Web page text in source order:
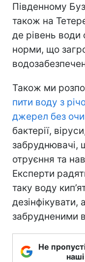
Південному
також на
де рівень
норми, що
Також ми
пити воду з
джерел без
бактерії,
забруднювачі,
отруєння та
Експерти
таку воду
дезінфікувати,
забрудненими
Не